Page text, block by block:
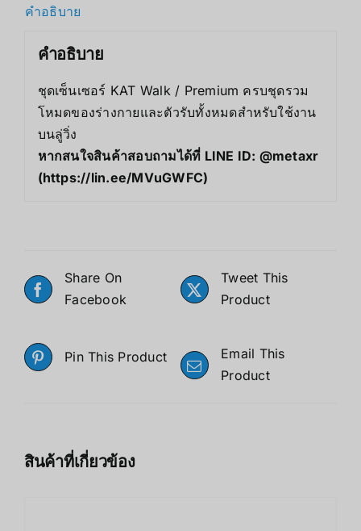
คำอธิบาย
คำอธิบาย
ชุดเซ็นเซอร์ KAT Walk / Premium ครบชุดรวม
โหมดของร่างกายและตัวรับทั้งหมดสำหรับใช้งาน
บนลู่วิ่ง
หากสนใจสินค้าสอบถามได้ที่ LINE ID: @metaxr
(https://lin.ee/MVuGWFC)
Share On
Facebook
Tweet This
Product
Pin This Product
Email This
Product
สินค้าที่เกี่ยวข้อง